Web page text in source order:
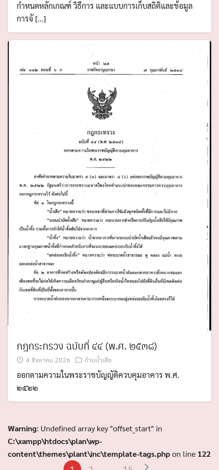
กำหนดหลักเกณฑ์ วิธีการ และแบบการเก็บสถิติและข้อมูล
การจั […]
กฎกระทรวง ฉบับที่ ๔๔ (พ.ศ. ๒๕๓๘)
4 สิงหาคม 2026 ด้านน้ำเสีย
ออกตามความในพระราชบัญญัติควบคุมอาคาร พ.ศ.
๒๕๒๒
Warning: Undefined array key "offset_start" in
C:\xampp\htdocs\plan\wp-
content\themes\plant\inc\template-tags.phpon line 122